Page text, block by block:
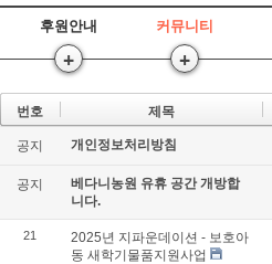
후원안내
+
커뮤니티
+
번호 제목
공지 개인정보처리방침
공지
베다니농원 유휴 공간 개방합
니다.
21
2025년 지파운데이션 - 보호아
동 새학기물품지원사업